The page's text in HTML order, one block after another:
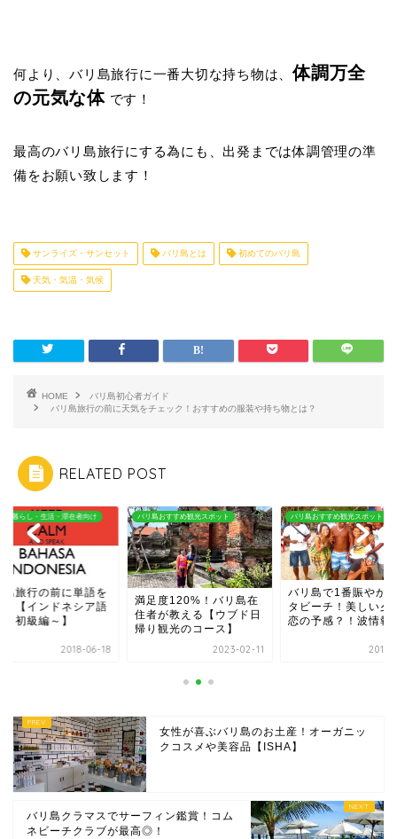
何より、バリ島旅行に一番大切な持ち物は、体調万全
の元気な体です！
最高のバリ島旅行にする為にも、出発までは体調管理の準
備をお願い致します！
サンライズ・サンセット バリ島とは 初めてのバリ島
天気・気温・気候
HOME
バリ島初心者ガイド
バリ島旅行の前に天気をチェック！おすすめの服装や持ち物とは？
RELATED POST
おすすめ観光スポット
度120%！バリ島在
が教える【ウブド日
観光のコース】
2023-02-11
バリ島おすすめ観光スポット
バリ島で1番賑やかなク
タビーチ！美しい夕日に
恋の予感？！波情報も
2018-11-04
バリ島の暮らし・生活・滞在者
バリ島旅行の前に単
勉強！【インドネシ
講座～初級編～】
2018-
女性が喜ぶバリ島のお土産！オーガニッ
クコスメや美容品【ISHA】
バリ島クラマスでサーフィン鑑賞！コム
ネビーチクラブが最高◎！